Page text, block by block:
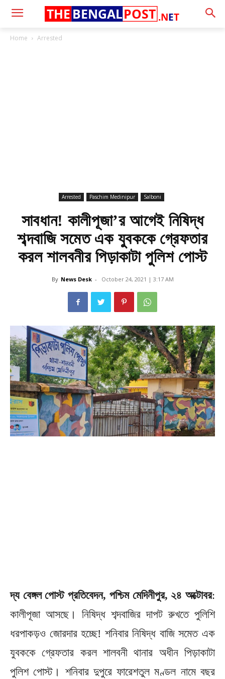
.NET
THE BENGALPOST
Home Arrested
Arrested Paschim Medinipur Salboni
সাবধান! কালীপূজা’র আগেই নিষিদ্ধ
শব্দবাজি সমেত এক যুবককে গ্রেফতার
করল শালবনীর পিড়াকাটা পুলিশ পোস্ট
By News Desk - October 24, 2021 | 3:17 AM
দ্য বেঙ্গল পোস্ট প্রতিবেদন, পশ্চিম মেদিনীপুর, ২৪ অক্টোবর:
কালীপূজা আসছে। নিষিদ্ধ শব্দবাজির দাপট রুখতে পুলিশি
ধরপাকড়ও জোরদার হচ্ছে! শনিবার নিষিদ্ধ বাজি সমেত এক
যুবককে গ্রেফতার করল শালবনী থানার অধীন পিড়াকাটা
পুলিশ পোস্ট। শনিবার দুপুরে ফারেশতুল মণ্ডল নামে বছর